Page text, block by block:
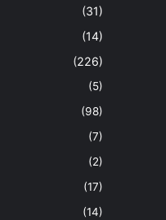
(31)
(14)
(226)
(5)
(98)
(7)
(2)
(17)
(14)